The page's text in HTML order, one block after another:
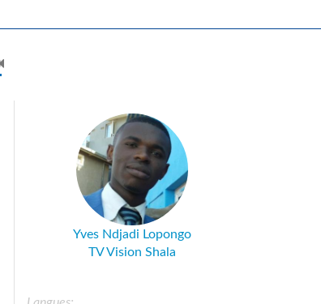
Yves Ndjadi Lopongo
TV Vision Shala